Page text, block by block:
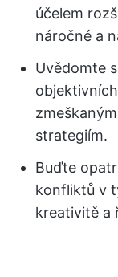
účelem
náročné a
Uvědomte
strategiím.
Buďte
konfliktů v
kreativitě a